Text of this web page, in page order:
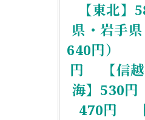
【東北】
県・岩手
640円）
円 【信越
海】530
470円